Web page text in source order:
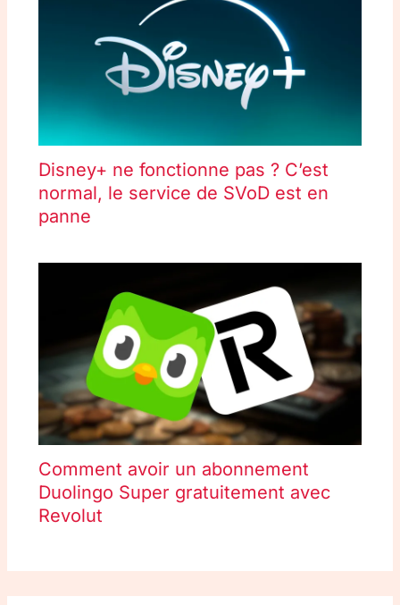
Disney+ ne fonctionne pas ? C’est
normal, le service de SVoD est en
panne
Comment avoir un abonnement
Duolingo Super gratuitement avec
Revolut